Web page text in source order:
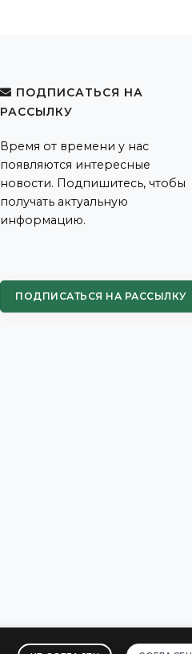
ПОДПИСАТЬСЯ НА
РАССЫЛКУ
Время от времени у нас
появляются интересные
новости. Подпишитесь, чтобы
получать актуальную
информацию.
ПОДПИСАТЬСЯ НА РАССЫЛКУ